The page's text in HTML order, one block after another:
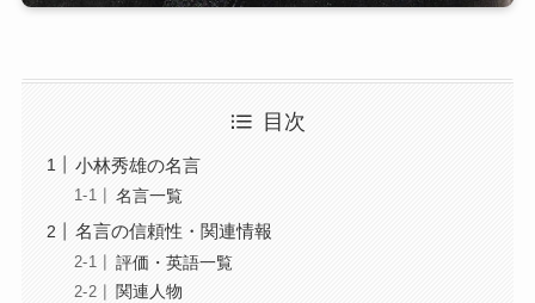
目次
小林秀雄の名言
名言一覧
名言の信頼性・関連情報
評価・英語一覧
関連人物